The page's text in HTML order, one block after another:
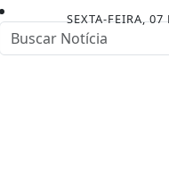
SEXTA-FEIRA,